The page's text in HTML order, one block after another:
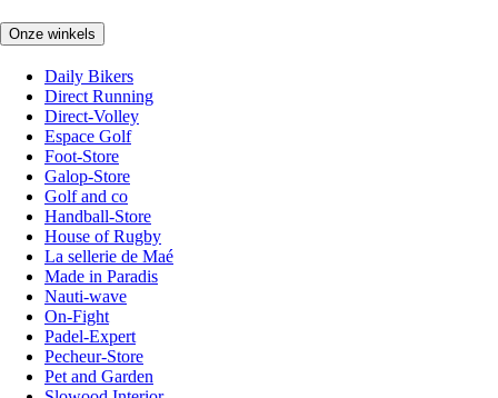
Onze winkels
Daily Bikers
Direct Running
Direct-Volley
Espace Golf
Foot-Store
Galop-Store
Golf and co
Handball-Store
House of Rugby
La sellerie de Maé
Made in Paradis
Nauti-wave
On-Fight
Padel-Expert
Pecheur-Store
Pet and Garden